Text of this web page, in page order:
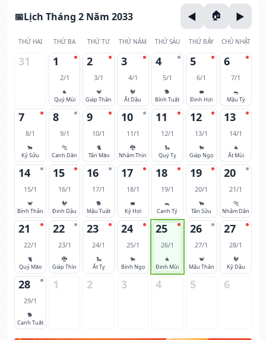
Lịch Tháng 2 Năm 2033
THỨ HAI THỨ BA THỨ TƯ THỨ NĂM THỨ SÁU THỨ BẢY CHỦ NHẬT
31 1
2/1
🐐
Quý Mùi
2
3/1
🐒
Giáp Thân
3
4/1
🐓
Ất Dậu
4
5/1
🐕
Bính Tuất
5
6/1
🐖
Đinh Hợi
6
7/1
🐀
Mậu Tý
7
8/1
🐂
Kỷ Sửu
8
9/1
🐅
Canh Dần
9
10/1
🐈
Tân Mão
10
11/1
🐉
Nhâm Thìn
11
12/1
🐍
Quý Tỵ
12
13/1
🐎
Giáp Ngọ
13
14/1
🐐
Ất Mùi
14
15/1
🐒
Bính Thân
15
16/1
🐓
Đinh Dậu
16
17/1
🐕
Mậu Tuất
17
18/1
🐖
Kỷ Hợi
18
19/1
🐀
Canh Tý
19
20/1
🐂
Tân Sửu
20
21/1
🐅
Nhâm Dần
21
22/1
🐈
Quý Mão
22
23/1
🐉
Giáp Thìn
23
24/1
🐍
Ất Tỵ
24
25/1
🐎
Bính Ngọ
25
26/1
🐐
Đinh Mùi
26
27/1
🐒
Mậu Thân
27
28/1
🐓
Kỷ Dậu
28
29/1
🐕
Canh Tuất
1 2 3 4 5 6